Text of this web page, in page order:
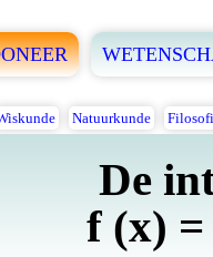
Natuurkunde
De
f (x) =